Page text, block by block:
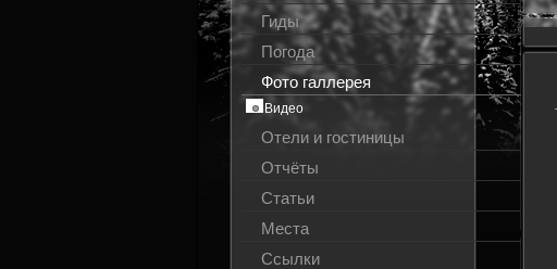
Гиды
Погода
Фото галлерея
Видео
Отели и гостиницы
Отчёты
Статьи
Места
Ссылки